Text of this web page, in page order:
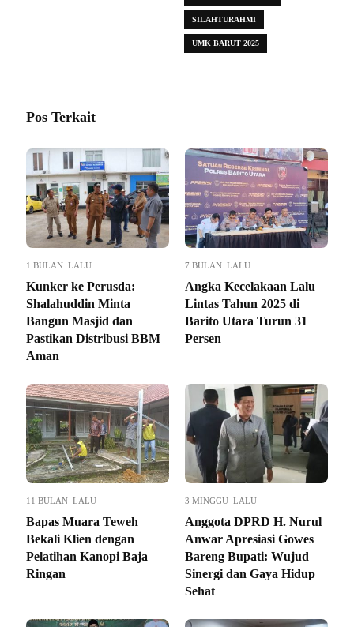
SILAHTURAHMI
UMK BARUT 2025
Pos Terkait
1 BULAN LALU
Kunker ke Perusda:
Shalahuddin Minta
Bangun Masjid dan
Pastikan Distribusi BBM
Aman
7 BULAN LALU
Angka Kecelakaan Lalu
Lintas Tahun 2025 di
Barito Utara Turun 31
Persen
11 BULAN LALU
Bapas Muara Teweh
Bekali Klien dengan
Pelatihan Kanopi Baja
Ringan
3 MINGGU LALU
Anggota DPRD H. Nurul
Anwar Apresiasi Gowes
Bareng Bupati: Wujud
Sinergi dan Gaya Hidup
Sehat